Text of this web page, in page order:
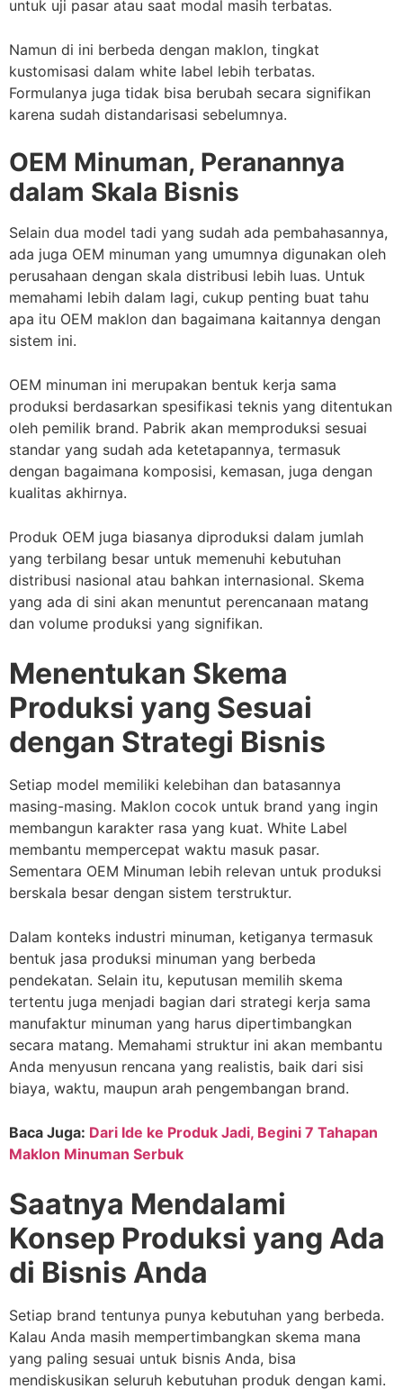
untuk uji pasar atau saat modal masih terbatas.
Namun di ini berbeda dengan maklon, tingkat
kustomisasi dalam white label lebih terbatas.
Formulanya juga tidak bisa berubah secara signifikan
karena sudah distandarisasi sebelumnya.
OEM Minuman, Peranannya
dalam Skala Bisnis
Selain dua model tadi yang sudah ada pembahasannya,
ada juga OEM minuman yang umumnya digunakan oleh
perusahaan dengan skala distribusi lebih luas. Untuk
memahami lebih dalam lagi, cukup penting buat tahu
apa itu OEM maklon dan bagaimana kaitannya dengan
sistem ini.
OEM minuman ini merupakan bentuk kerja sama
produksi berdasarkan spesifikasi teknis yang ditentukan
oleh pemilik brand. Pabrik akan memproduksi sesuai
standar yang sudah ada ketetapannya, termasuk
dengan bagaimana komposisi, kemasan, juga dengan
kualitas akhirnya.
Produk OEM juga biasanya diproduksi dalam jumlah
yang terbilang besar untuk memenuhi kebutuhan
distribusi nasional atau bahkan internasional. Skema
yang ada di sini akan menuntut perencanaan matang
dan volume produksi yang signifikan.
Menentukan Skema
Produksi yang Sesuai
dengan Strategi Bisnis
Setiap model memiliki kelebihan dan batasannya
masing-masing. Maklon cocok untuk brand yang ingin
membangun karakter rasa yang kuat. White Label
membantu mempercepat waktu masuk pasar.
Sementara OEM Minuman lebih relevan untuk produksi
berskala besar dengan sistem terstruktur.
Dalam konteks industri minuman, ketiganya termasuk
bentuk jasa produksi minuman yang berbeda
pendekatan. Selain itu, keputusan memilih skema
tertentu juga menjadi bagian dari strategi kerja sama
manufaktur minuman yang harus dipertimbangkan
secara matang. Memahami struktur ini akan membantu
Anda menyusun rencana yang realistis, baik dari sisi
biaya, waktu, maupun arah pengembangan brand.
Baca Juga: Dari Ide ke Produk Jadi, Begini 7 Tahapan
Maklon Minuman Serbuk
Saatnya Mendalami
Konsep Produksi yang Ada
di Bisnis Anda
Setiap brand tentunya punya kebutuhan yang berbeda.
Kalau Anda masih mempertimbangkan skema mana
yang paling sesuai untuk bisnis Anda, bisa
mendiskusikan seluruh kebutuhan produk dengan kami.